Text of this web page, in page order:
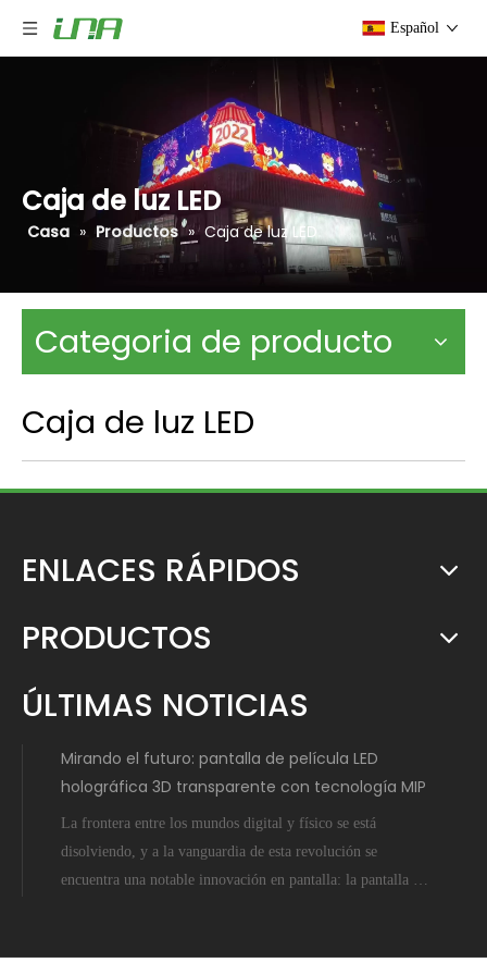
Español
Caja de luz LED
Casa » Productos » Caja de luz LED
Categoria de producto
Caja de luz LED
ENLACES RÁPIDOS
PRODUCTOS
ÚLTIMAS NOTICIAS
Mirando el futuro: pantalla de película LED
holográfica 3D transparente con tecnología MIP
La frontera entre los mundos digital y físico se está
disolviendo, y a la vanguardia de esta revolución se
encuentra una notable innovación en pantalla: la pantalla de